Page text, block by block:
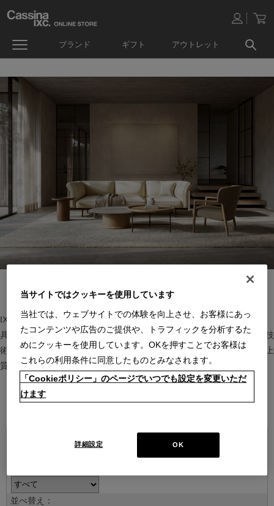
ブランド ギフト アウトレット
IXC（イクスシー）は、”Emotional Minimalism”を掲げるグローバル家
具ブランド。ヨーロッパの家具文化と日本の美意識を融合し、素材や技
術を活かした持続可能で洗練されたインテリアを提案。長く愛される上
質な暮らしを届けます。
ブランド紹介を見る
並べ替え：
当サイトではクッキーを使用しています
当社では、ウェブサイトでの体験を向上させ、お客様にあっ
たコンテンツや広告のご提供や、トラフィックを分析するた
めにクッキーを使用しています。OKを押すことでお客様は
これらの利用条件に同意したものとみなされます。
「Cookieポリシー」のページでいつでも設定を変更いただ
けます
OK
詳細設定